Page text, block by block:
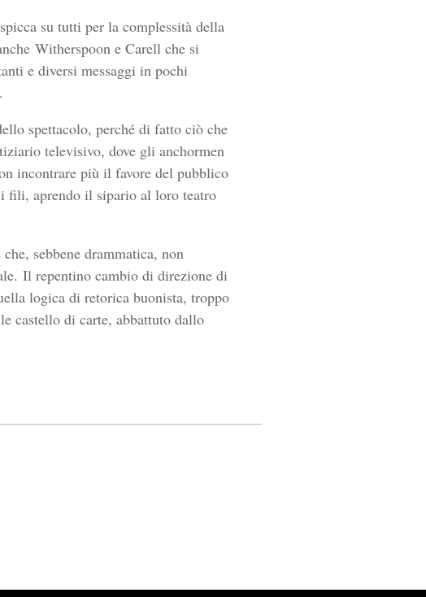
su tutti per la complessità della
Witherspoon e Carell che si
e diversi messaggi in pochi
spettacolo, perché di fatto ciò che
televisivo, dove gli anchormen
incontrare più il favore del pubblico
fili, aprendo il sipario al loro teatro
sebbene drammatica, non
Il repentino cambio di direzione di
logica di retorica buonista, troppo
castello di carte, abbattuto dallo